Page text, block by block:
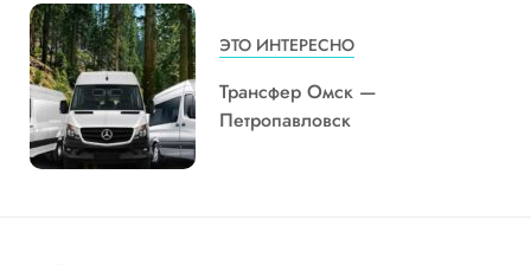
ЭТО ИНТЕРЕСНО
Трансфер Омск —
Петропавловск